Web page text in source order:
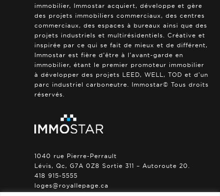
immobilier, Immostar acquiert, développe et gère
des projets immobiliers commerciaux, des centres
commerciaux, des espaces à bureaux ainsi que des
projets industriels et multirésidentiels. Créative et
inspirée par ce qui se fait de mieux et de différent,
Immostar est fière d’être à l’avant-garde en
immobilier, étant le premier promoteur immobilier
à développer des projets LEED, WELL, TOD et d’un
parc industriel carboneutre. Immostar© Tous droits
réservés.
1040 rue Pierre-Perrault
Lévis, Qc, G7A 0Z8 Sortie 311 – Autoroute 20.
418 915-5555
loges@royallepage.ca